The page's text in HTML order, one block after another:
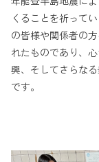
くることを祈って
の皆様や関係者の
れたものであり、
興、そしてさらな
です。